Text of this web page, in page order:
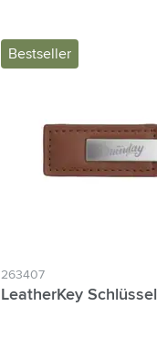
Bestseller
263407
LeatherKey